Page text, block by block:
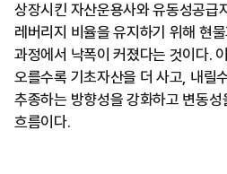
상장시킨 자산운용사와 유동성공급
레버리지 비율을 유지하기 위해 현
과정에서 낙폭이 커졌다는 것이다.
오를수록 기초자산을 더 사고, 내릴
추종하는 방향성을 강화하고 변동
흐름이다.